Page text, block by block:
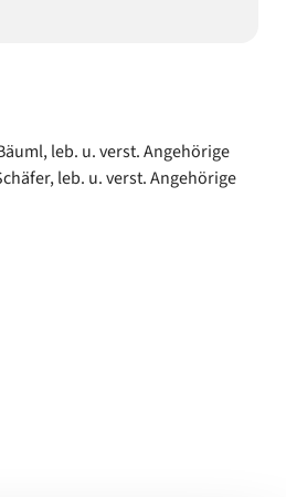
leb. u. verst. Angehörige
leb. u. verst. Angehörige